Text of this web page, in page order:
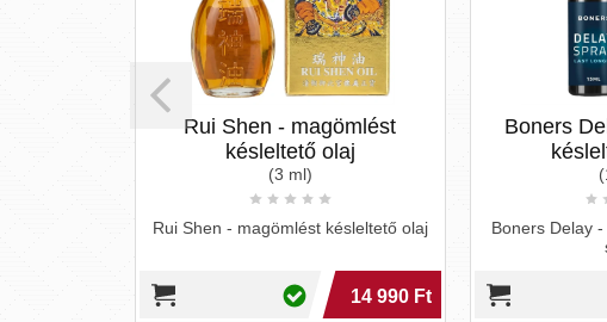
Shen - magömlést
- magömlést késleltető olaj
14 990 Ft
Boners Delay - ejakuláció
késleltető spray
Boners Delay - ejakuláció késleltető
5 790 Ft